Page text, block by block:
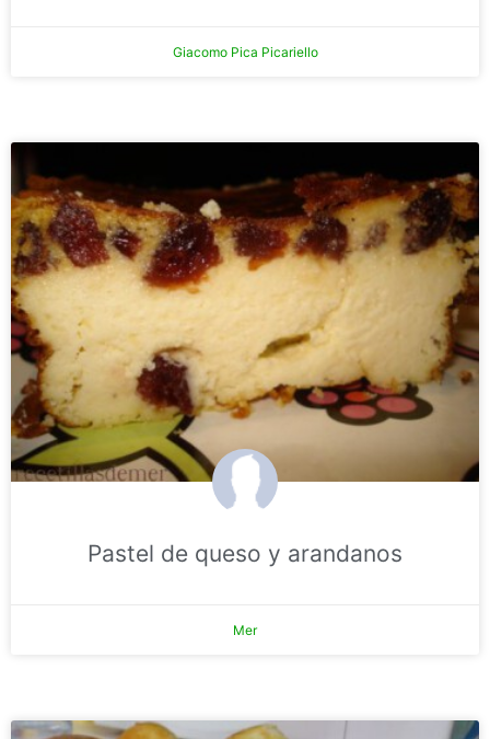
Giacomo Pica Picariello
Pastel de queso y arandanos
Mer